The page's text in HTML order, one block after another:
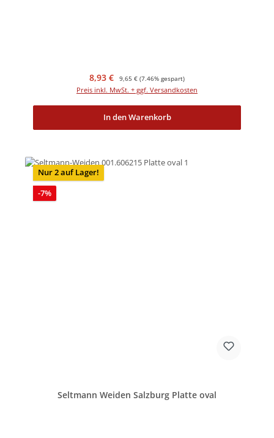
Verkaufspreis:
8,93 € 9,65 € (7.46% gespart)
Preis inkl. MwSt. + ggf. Versandkosten
In den Warenkorb
Nur 2 auf Lager!
-7%Rabatt
Seltmann Weiden Salzburg Platte oval